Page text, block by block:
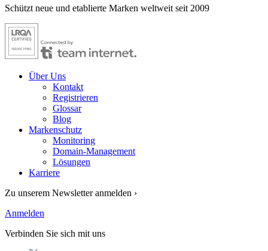
Schützt neue und etablierte Marken weltweit seit 2009
Über Uns
Kontakt
Registrieren
Glossar
Blog
Markenschutz
Monitoring
Domain-Management
Lösungen
Karriere
Zu unserem Newsletter anmelden ›
Anmelden
Verbinden Sie sich mit uns